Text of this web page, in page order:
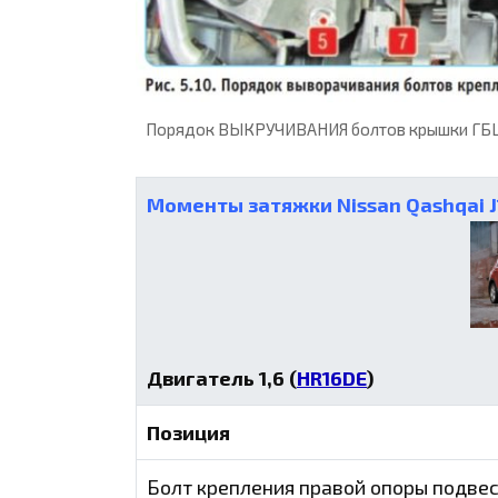
Порядок ВЫКРУЧИВАНИЯ болтов крышки ГБЦ
Моменты затяжки Nissan Qashqai
Двигатель 1,6 (HR16DE)
Позиция
Болт крепления правой опоры